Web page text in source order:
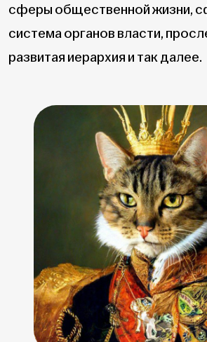
сферы общественной жизни,
система органов власти,
развитая иерархия и так далее.